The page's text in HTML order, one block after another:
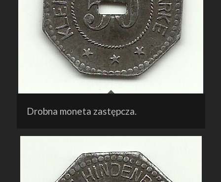
Drobna moneta zastępcza.